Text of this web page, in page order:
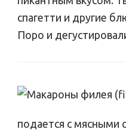
спагетти и другие
Поро и
подается с мясными